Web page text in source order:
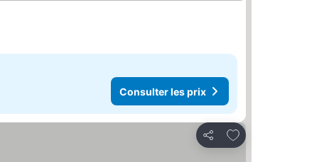
Consulter les prix
Partager
Ajouter à mes favoris